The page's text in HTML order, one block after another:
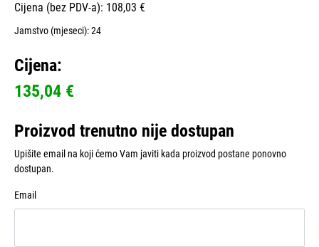
Cijena (bez PDV-a): 108,03 €
Jamstvo (mjeseci):24
Cijena:
135,04 €
Proizvod trenutno nije dostupan
Upišite email na koji ćemo Vam javiti kada proizvod postane ponovno
dostupan.
Email